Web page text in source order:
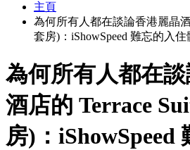
主頁
為何所有人都在談論香港麗晶酒
套房)：iShowSpeed 難忘的入住
為何所有人都在
酒店的 Terrace
房)：iShowSpeed